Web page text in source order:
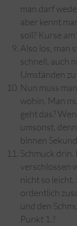
man darf
aber kennt
soll? Kurse
Also los, man
schnell, auch
Umständen
Nun muss
wohin. Man
geht das?
umsonst,
binnen
Schmuck drin.
verschlossen
nicht so
ordentlich
und den
Punkt 1.?